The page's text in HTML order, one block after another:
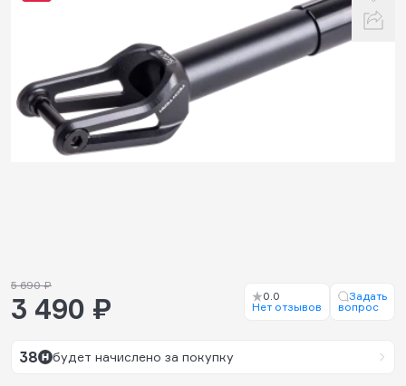
5 690 ₽
3 490 ₽
0.0
Нет отзывов
Задать
вопрос
38 будет начислено за покупку